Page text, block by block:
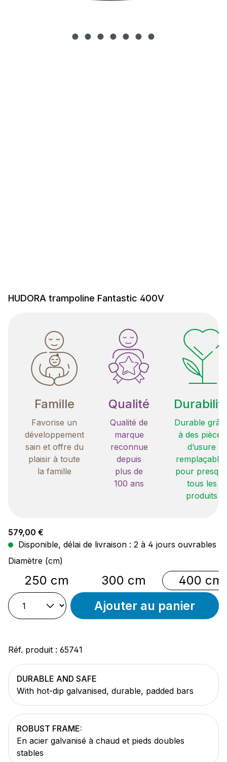
HUDORA trampoline Fantastic 400V
Famille
Favorise un
développement
sain et offre du
plaisir à toute
la famille
Qualité
Qualité de
marque
reconnue
depuis
plus de
100 ans
Durable
à des pièces
d’usure
remplaçables
pour
tous les
produits
Prix régulier :
579,00 €
Disponible, délai de livraison : 2 à 4 jours ouvrables
Sélectionnez
Diamètre (cm)
250 cm 300 cm
400 cm
Ajouter au panier
Réf. produit : 65741
DURABLE AND SAFE
With hot-dip galvanised, durable, padded bars
ROBUST FRAME:
En acier galvanisé à chaud et pieds doubles
stables